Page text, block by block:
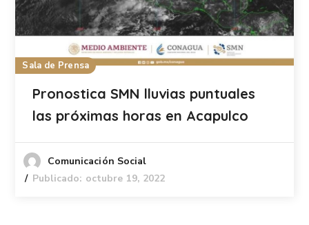
Sala de Prensa
Pronostica SMN lluvias puntuales
las próximas horas en Acapulco
Comunicación Social
Publicado: octubre 19, 2022